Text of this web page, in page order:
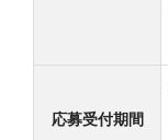
応募受付期間